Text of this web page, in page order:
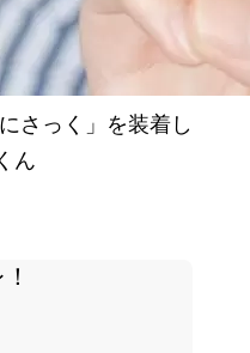
さっく」を装着し
ん